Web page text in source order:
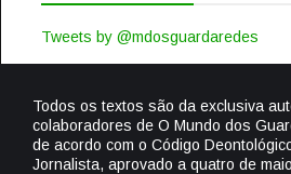
Tweets by @mdosguardaredes
Todos os textos são da exclusiva
colaboradores de O Mundo dos
de acordo com o Código
Jornalista, aprovado a quatro de